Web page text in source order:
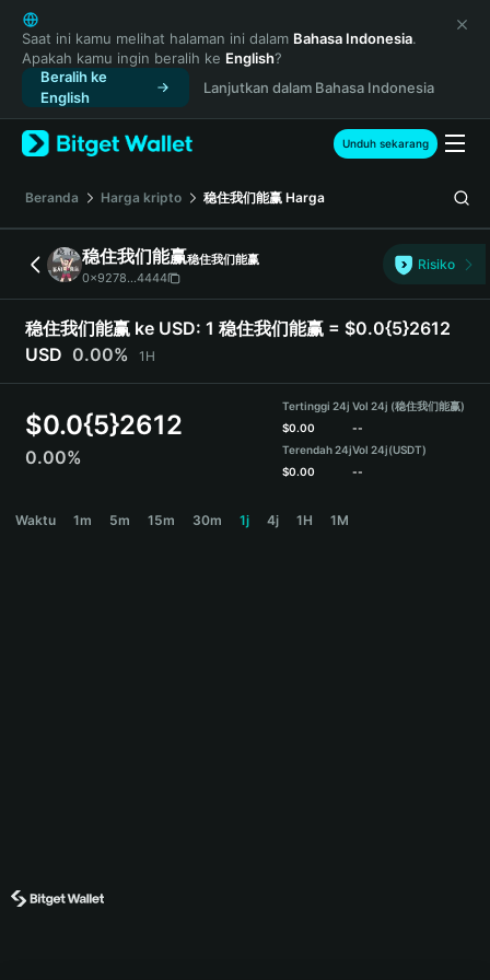
English
日本語
Tiếng Việt
Русский
Español (Latinoamérica)
Türkçe
Français
Deutsch
简体中文
繁體中文
Português (Portugal)
Bahasa Indonesia
ภาษาไทย
हिन्दी
Español
Português (Brasil)
Saat ini kamu melihat halaman ini dalam Bahasa Indonesia.
Apakah kamu ingin beralih ke English?
Beralih ke
English
Lanjutkan dalam Bahasa Indonesia
Unduh sekarang
Beranda Harga kripto 稳住我们能赢 Harga
稳住我们能赢稳住我们能赢
0x9278...4444
Risiko
稳住我们能赢 ke USD: 1 稳住我们能赢 = $0.0{5}2612
USD 0.00% 1H
$0.0{5}2612
0.00%
Tertinggi 24j
$0.00
Terendah 24j
$0.00
Vol 24j (稳住我们能赢)
--
Vol 24j(USDT)
--
Waktu 1m 5m 15m 30m 1j 4j 1H 1M